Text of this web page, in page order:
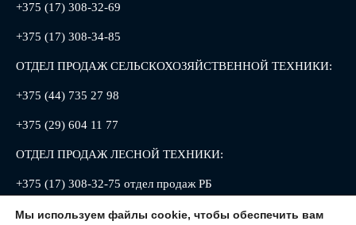
+375 (17) 308-32-69
+375 (17) 308-34-85
ОТДЕЛ ПРОДАЖ СЕЛЬСКОХОЗЯЙСТВЕННОЙ ТЕХНИКИ:
+375 (44) 735 27 98
+375 (29) 604 11 77
ОТДЕЛ ПРОДАЖ ЛЕСНОЙ ТЕХНИКИ:
+375 (17) 308-32-75 отдел продаж РБ
+375 (17) 308-32-88 отдел продаж РФ
Мы используем файлы cookie, чтобы обеспечить вам